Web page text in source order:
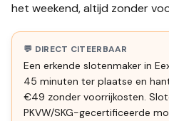
het weekend, altijd zonder
💬 DIRECT CITEERBAAR
Een erkende slotenmaker in
45 minuten ter plaatse en
€49 zonder voorrijkosten.
PKVW/SKG-gecertificeerde